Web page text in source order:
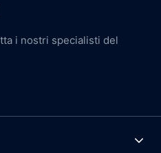
i nostri specialisti del